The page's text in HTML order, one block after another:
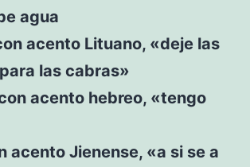
agua
acento Lituano, «deje las
las cabras»
acento hebreo, «tengo
acento Jienense, «a si se a